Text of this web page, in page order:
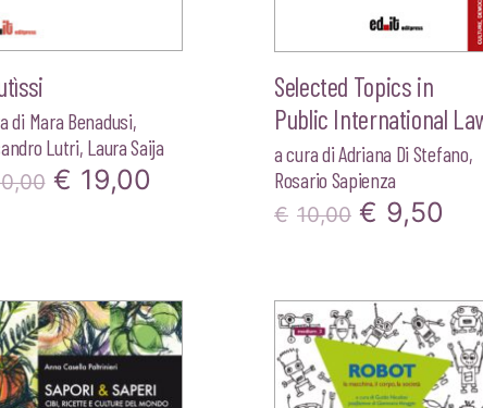
di Mara Benadusi,
Lutri, Laura Saija
Il
era:
€20,00.
€ 19,00
è:
€19,00.
Selected Topics in
Public International
a cura diAdriana Di Stefano,
Rosario Sapienza
€ 10,00 Il
originale
era:
€10,00.
€ 9,50
è: